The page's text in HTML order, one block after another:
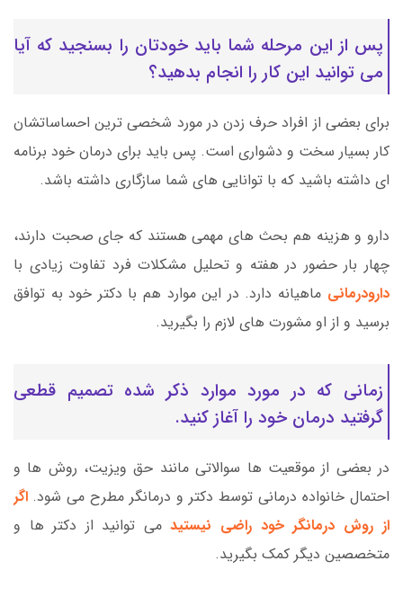
پس از این مرحله شما باید خودتان را بسنجید که آیا
می توانید این کار را انجام بدهید؟
برای بعضی از افراد حرف زدن در مورد شخصی ترین احساساتشان
کار بسیار سخت و دشواری است. پس باید برای درمان خود برنامه
ای داشته باشید که با توانایی های شما سازگاری داشته باشد.
دارو و هزینه هم بحث های مهمی هستند که جای صحبت دارند،
چهار بار حضور در هفته و تحلیل مشکلات فرد تفاوت زیادی با
دارودرمانی ماهیانه دارد. در این موارد هم با دکتر خود به توافق
برسید و از او مشورت های لازم را بگیرید.
زمانی که در مورد موارد ذکر شده تصمیم قطعی
گرفتید درمان خود را آغاز کنید.
در بعضی از موقعیت ها سوالاتی مانند حق ویزیت، روش ها و
احتمال خانواده درمانی توسط دکتر و درمانگر مطرح می شود. اگر
از روش درمانگر خود راضی نیستید می توانید از دکتر ها و
متخصصین دیگر کمک بگیرید.